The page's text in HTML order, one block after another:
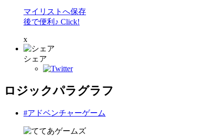
マイリストへ保存
後で便利♪ Click!
x
シェア
ロジックパラグラフ
#アドベンチャーゲーム